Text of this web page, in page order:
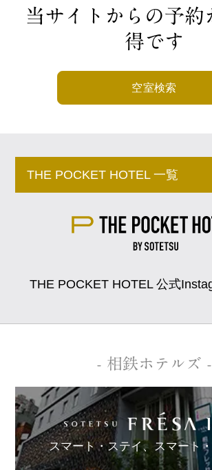
当サイトからの予約
得です
空室検索
THE POCKET HOTEL 一覧
THE POCKET HOTEL 公式
- 相鉄ホテルズ -
スマート・ステイ、 スマート